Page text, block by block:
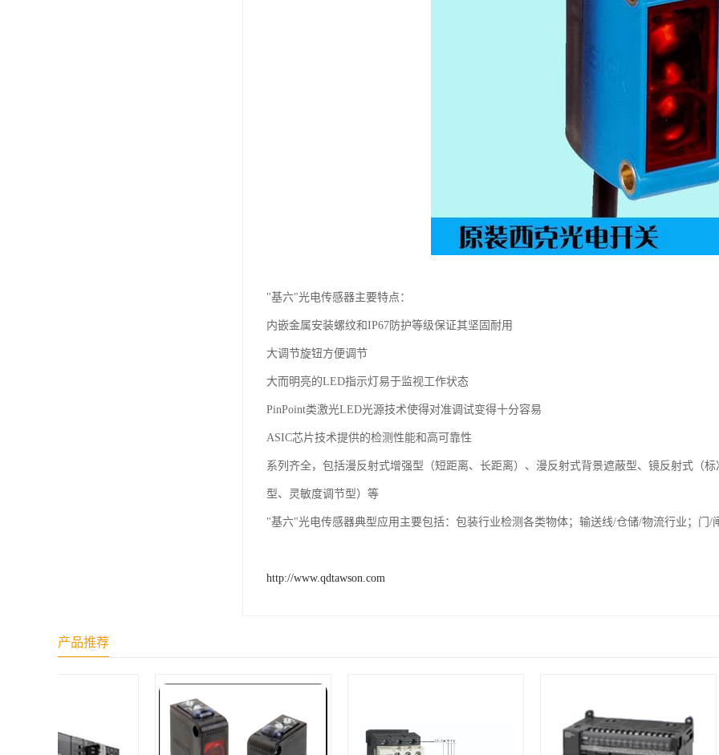
"基六"光电传感器主要特点：
内嵌金属安装螺纹和IP67防护等级保证其坚固耐用
大调节旋钮方便调节
大而明亮的LED指示灯易于监视工作状态
PinPoint类激光LED光源技术使得对准调试变得十分容易
ASIC芯片技术提供的检测性能和高可靠性
系列齐全，包括漫反射式增强型（短距离、长距离）、漫反射式背景遮蔽型、镜反射式（
型、灵敏度调节型）等
"基六"光电传感器典型应用主要包括：包装行业检测各类物体；输送线/仓储/物流行业；门/
http://www.qdtawson.com
产品推荐